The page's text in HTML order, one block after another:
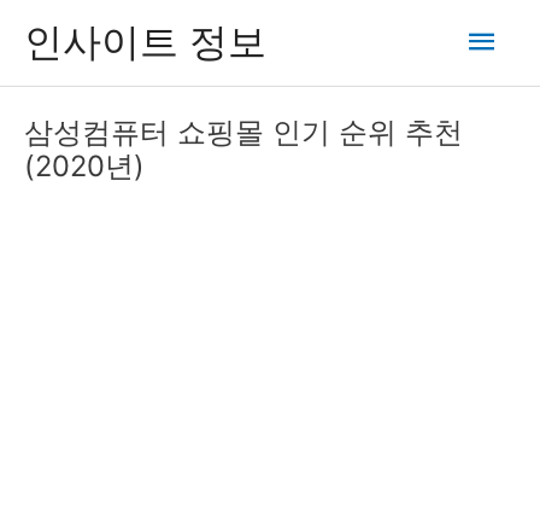
츠
인사이트 정보
메
인
삼성컴퓨터 쇼핑몰 인기 순위 추천
(2020년)